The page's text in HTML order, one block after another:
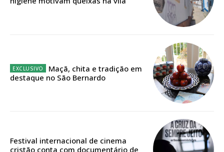
32€
Edição em papel entregue à Quinta-feira em sua
casa
Maçã, chita e tradição em
destaque no São Bernardo
Festival internacional de cinema
cristão conta com documentário de